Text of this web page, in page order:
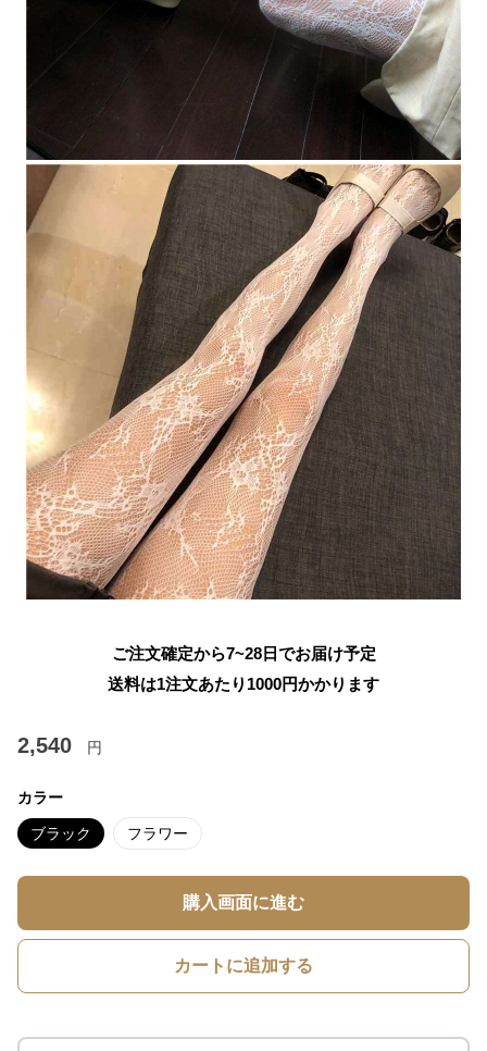
ご注文確定から7~28日でお届け予定
送料は1注文あたり 1000円かかります
2,540 円
カラー
ブラック フラワー
購入画面に進む
カートに追加する